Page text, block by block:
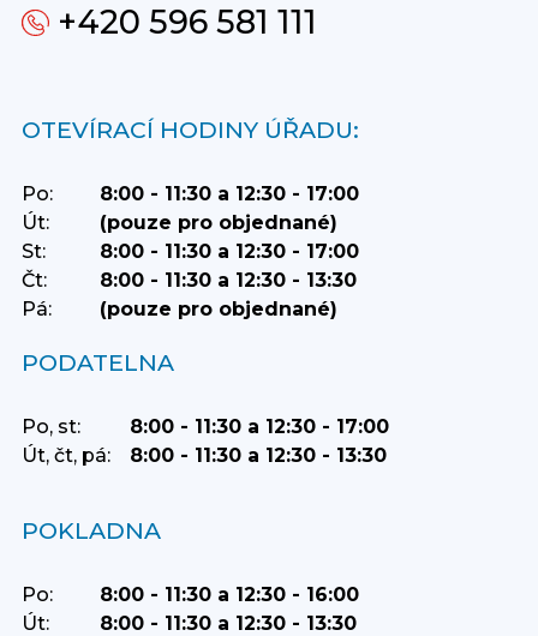
+420 596 581 111
OTEVÍRACÍ HODINY ÚŘADU:
Po:
8:00 - 11:30 a 12:30 - 17:00
Út:
(pouze pro objednané)
St:
8:00 - 11:30 a 12:30 - 17:00
Čt:
8:00 - 11:30 a 12:30 - 13:30
Pá:
(pouze pro objednané)
PODATELNA
Po, st:
8:00 - 11:30 a 12:30 - 17:00
Út, čt, pá:
8:00 - 11:30 a 12:30 - 13:30
POKLADNA
Po:
8:00 - 11:30 a 12:30 - 16:00
Út:
8:00 - 11:30 a 12:30 - 13:30